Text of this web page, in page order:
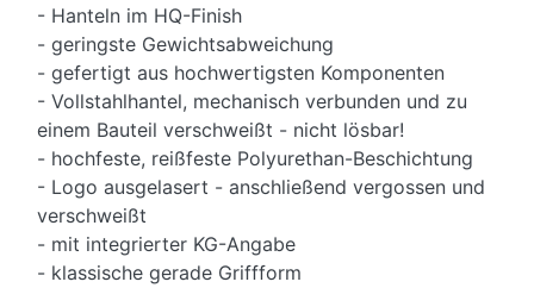
- Hanteln im HQ-Finish
- geringste Gewichtsabweichung
- gefertigt aus hochwertigsten Komponenten
- Vollstahlhantel, mechanisch verbunden und zu
einem Bauteil verschweißt - nicht lösbar!
- hochfeste, reißfeste Polyurethan-Beschichtung
- Logo ausgelasert - anschließend vergossen und
verschweißt
- mit integrierter KG-Angabe
- klassische gerade Griffform